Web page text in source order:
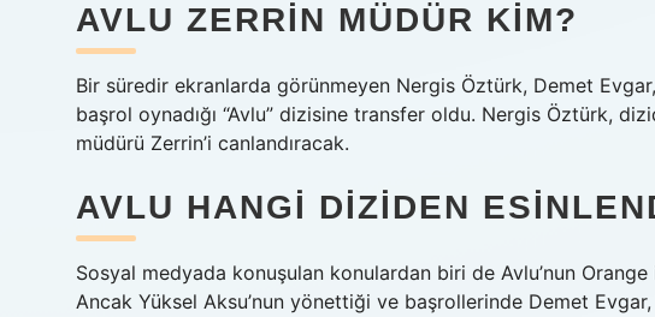
AVLU ZERRIN MÜDÜR KIM?
Bir süredir ekranlarda görünmeyen Nergis Öztürk, Demet
başrol oynadığı “Avlu” dizisine transfer oldu. Nergis Öztürk,
müdürü Zerrin’i canlandıracak.
AVLU HANGI DIZIDEN
Sosyal medyada konuşulan konulardan biri de Avlu’nun
Ancak Yüksel Aksu’nun yönettiği ve başrollerinde Demet